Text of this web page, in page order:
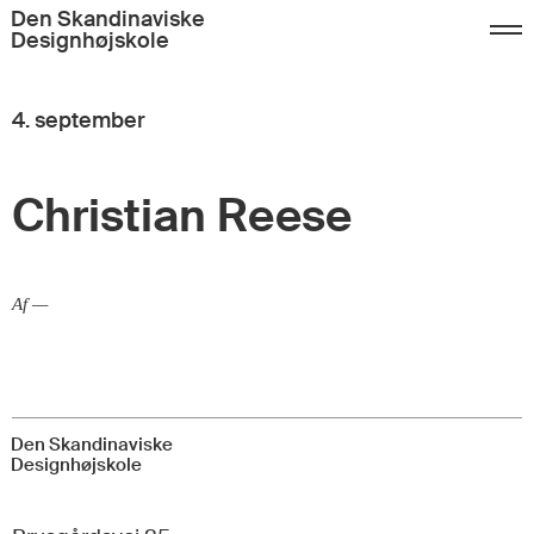
Den Skandinaviske
Designhøjskole
Dansk
English
4. september
Christian Reese
Af —
Den Skandinaviske
Designhøjskole